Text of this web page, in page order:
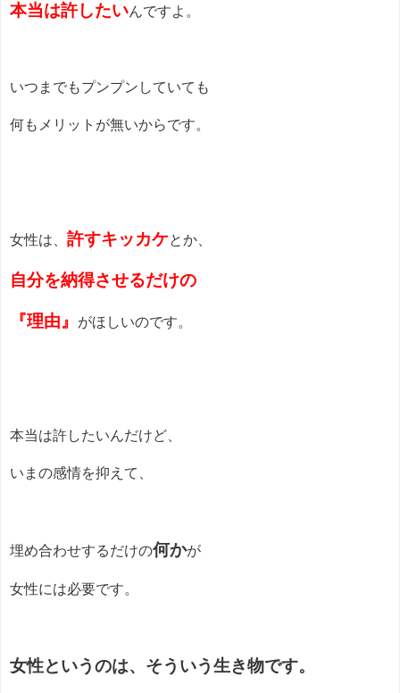
本当は許したいんですよ。
いつまでもプンプンしていても
何もメリットが無いからです。
女性は、 許すキッカケとか、
自分を納得させるだけの
『理由』 がほしいのです。
本当は許したいんだけど、
いまの感情を抑えて、
埋め合わせするだけの何かが
女性には必要です。
女性というのは、そういう生き物です。